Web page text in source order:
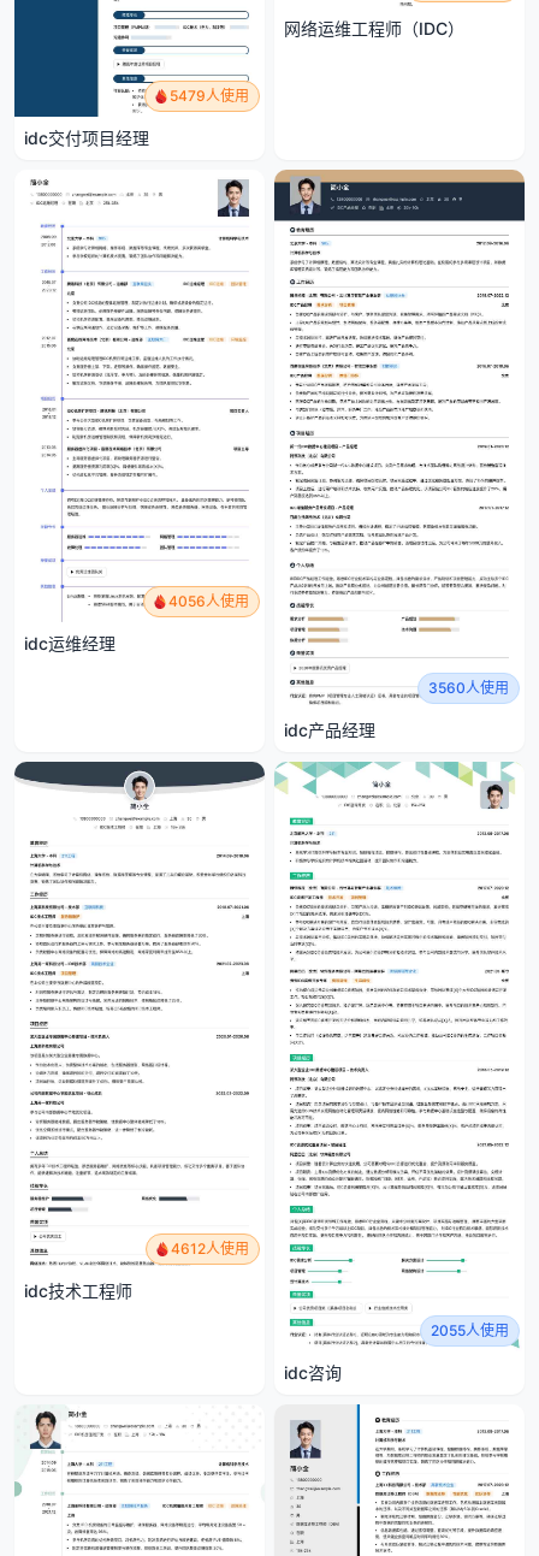
5479人使用
idc交付项目经理
网络运维工程师（IDC）
4056人使用
idc运维经理
3560人使用
idc产品经理
4612人使用
idc技术工程师
2055人使用
idc咨询